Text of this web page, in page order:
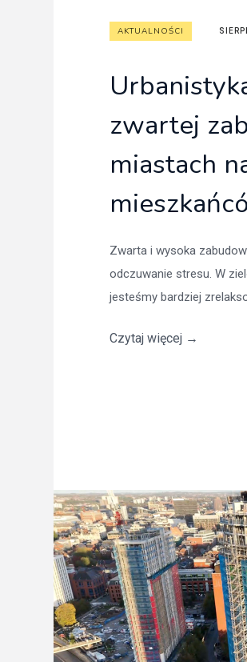
AKTUALNOŚCI
zwartej
miastach
Zwarta i wysoka
odczuwanie stresu. W
jesteśmy bardziej
Czytaj więcej →